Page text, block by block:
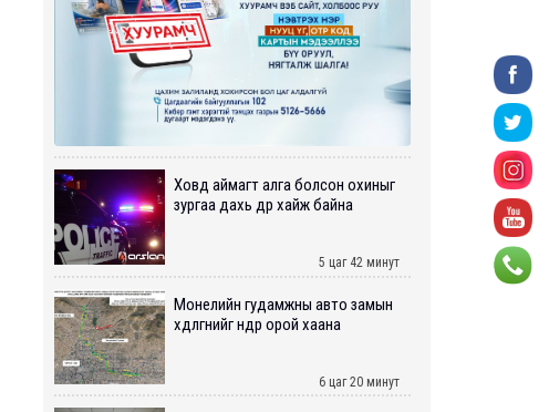
Ховд аймагт алга болсон охиныг
зургаа дахь өдрөө хайж байна
5 цаг 42 минут
Монелийн гудамжны авто замын
хөдөлгөөнийг өнөөдөр орой хаана
6 цаг 20 минут